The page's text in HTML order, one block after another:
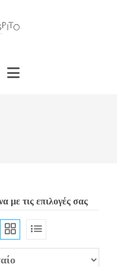
με τις επιλογές σας